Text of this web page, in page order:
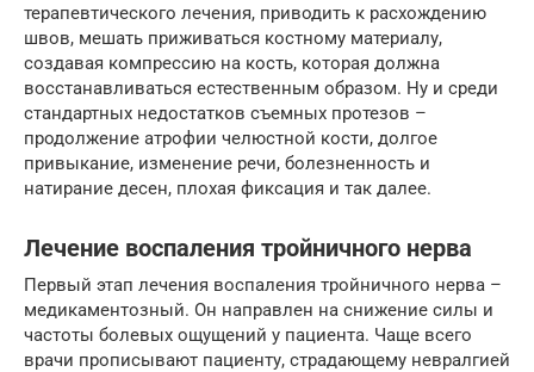
терапевтического лечения, приводить к расхождению
швов, мешать приживаться костному материалу,
создавая компрессию на кость, которая должна
восстанавливаться естественным образом. Ну и среди
стандартных недостатков съемных протезов –
продолжение атрофии челюстной кости, долгое
привыкание, изменение речи, болезненность и
натирание десен, плохая фиксация и так далее.
Лечение воспаления тройничного нерва
Первый этап лечения воспаления тройничного нерва –
медикаментозный. Он направлен на снижение силы и
частоты болевых ощущений у пациента. Чаще всего
врачи прописывают пациенту, страдающему невралгией